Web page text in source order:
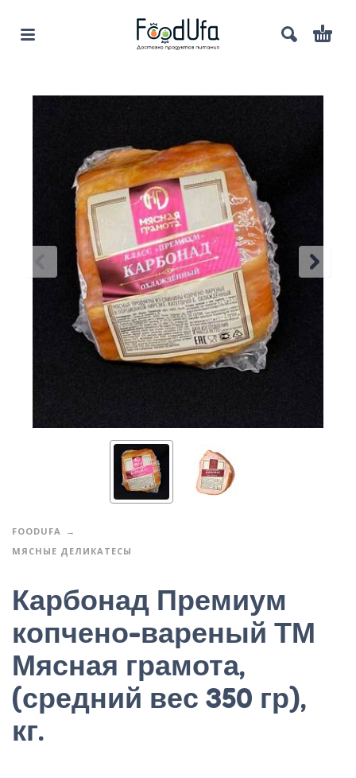
FOODUFA
МЯСНЫЕ ДЕЛИКАТЕСЫ
Карбонад Премиум
копчено-вареный ТМ
Мясная грамота,
(средний вес 350 гр),
кг.